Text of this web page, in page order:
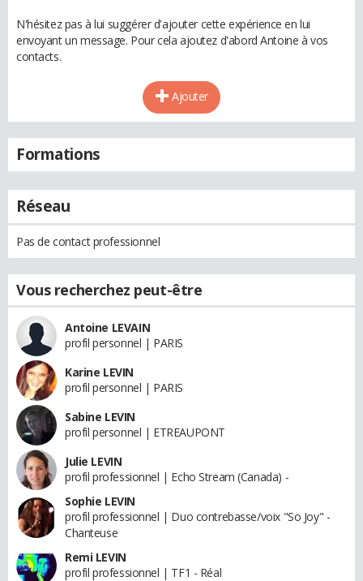
N'hésitez pas à lui suggérer d'ajouter cette expérience en lui
envoyant un message. Pour cela ajoutez d'abord Antoine à vos
contacts.
Ajouter
Formations
Réseau
Pas de contact professionnel
Vous recherchez peut-être
Antoine LEVAIN
profil personnel | PARIS
Karine LEVIN
profil personnel | PARIS
Sabine LEVIN
profil personnel | ETREAUPONT
Julie LEVIN
profil professionnel | Echo Stream (Canada) -
Sophie LEVIN
profil professionnel | Duo contrebasse/voix "So Joy" -
Chanteuse
Remi LEVIN
profil professionnel | TF1 - Réal